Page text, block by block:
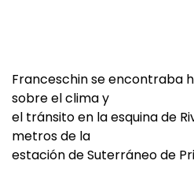
Franceschin se encontraba
sobre el clima y
el tránsito en la esquina de
metros de la
estación de Suterráneo de